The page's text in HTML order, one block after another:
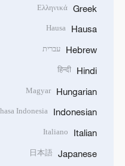
Greek
Ελληνικά
Hausa
Hausa
Hebrew עברית
Hindi
हिन्दी
Hungarian
Magyar
Indonesian
Indonesia
Italian
Italiano
Japanese
日本語